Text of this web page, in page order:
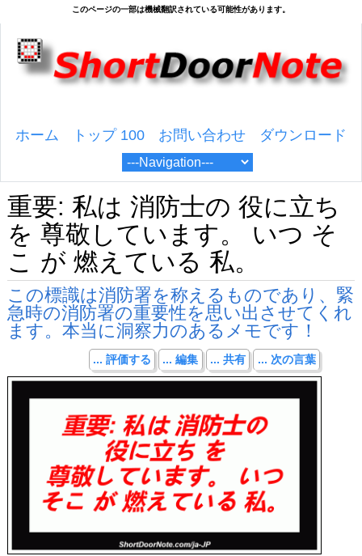
ホーム トップ 100 お問い合わせ ダウンロード
重要: 私は 消防士の 役に立ち
を 尊敬しています。 いつ そ
こ が 燃えている 私。
この標識は消防署を称えるものであり、緊
急時の消防署の重要性を思い出させてくれ
ます。本当に洞察力のあるメモです！
... 評価する ... 編集 ... 共有 ... 次の言葉